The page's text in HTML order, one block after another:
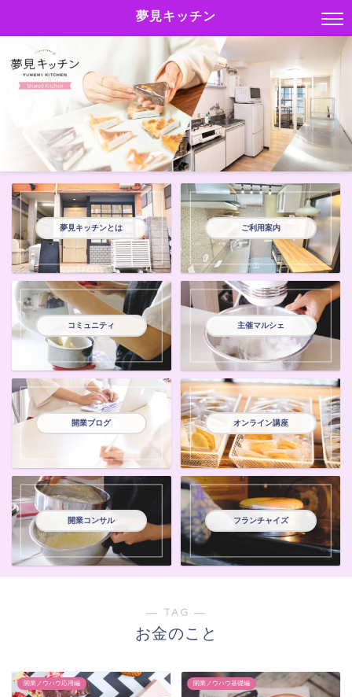
夢見キッチン
夢見キッチンとは ご利用案内
コミュニティ 主催マルシェ
開業ブログ オンライン講座
開業コンサル フランチャイズ
― TAG ―
お金のこと
開業ノウハウ応用編 開業ノウハウ基礎編